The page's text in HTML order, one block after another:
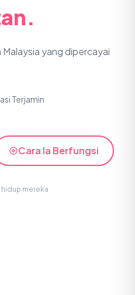
yang dipercayai
Terjamin
Cara Ia Berfungsi
hidup mereka